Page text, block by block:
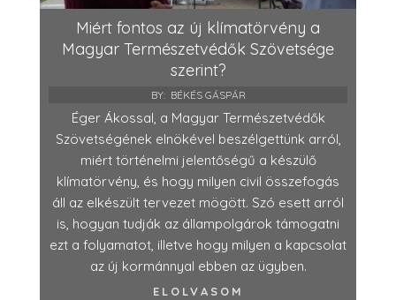
Miért fontos az új klímatörvény a
Magyar Természetvédők Szövetsége
szerint?
BY: BÉKÉS GÁSPÁR
Éger Ákossal, a Magyar Természetvédők
Szövetségének elnökével beszélgettünk arról,
miért történelmi jelentőségű a készülő
klímatörvény, és hogy milyen civil összefogás
áll az elkészült tervezet mögött. Szó esett arról
is, hogyan tudják az állampolgárok támogatni
ezt a folyamatot, illetve hogy milyen a kapcsolat
az új kormánnyal ebben az ügyben.
ELOLVASOM